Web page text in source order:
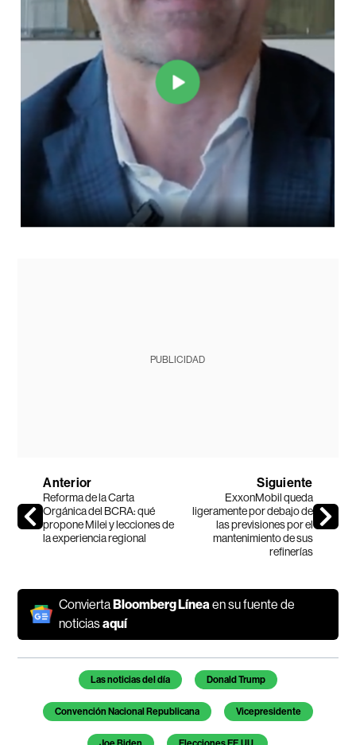
PUBLICIDAD
Anterior
Reforma de la Carta
Orgánica del BCRA: qué
propone Milei y lecciones de
la experiencia regional
Siguiente
ExxonMobil queda
ligeramente por debajo de
las previsiones por el
mantenimiento de sus
refinerías
ConviertaBloomberg Línea en su fuente de
noticiasaquí
Temas de este artículo
Las noticias del día Donald Trump
Convención Nacional Republicana Vicepresidente